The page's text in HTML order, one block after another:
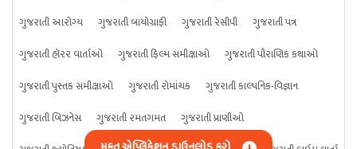
ગુજરાતી આરોગ્ય
ગુજરાતી બાયોગ્રાફી ગુજરાતી રેસીપી
ગુજરાતી પત્ર
ગુજરાતી હૉરર વાર્તાઓ
ગુજરાતી ફિલ્મ સમીક્ષાઓ
ગુજરાતી પૌરાણિક કથાઓ
ગુજરાતી પુસ્તક સમીક્ષાઓ
ગુજરાતી રોમાંચક
ગુજરાતી કાલ્પનિક-વિજ્ઞાન
ગુજરાતી બિઝનેસ
ગુજરાતી રમતગમત
ગુજરાતી પ્રાણીઓ